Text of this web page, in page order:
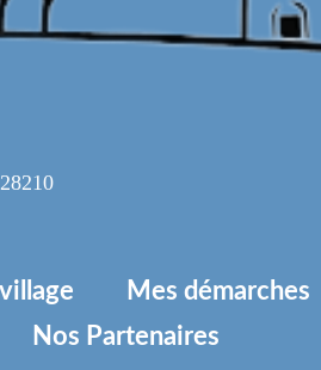
Mes démarches
Nos Partenaires